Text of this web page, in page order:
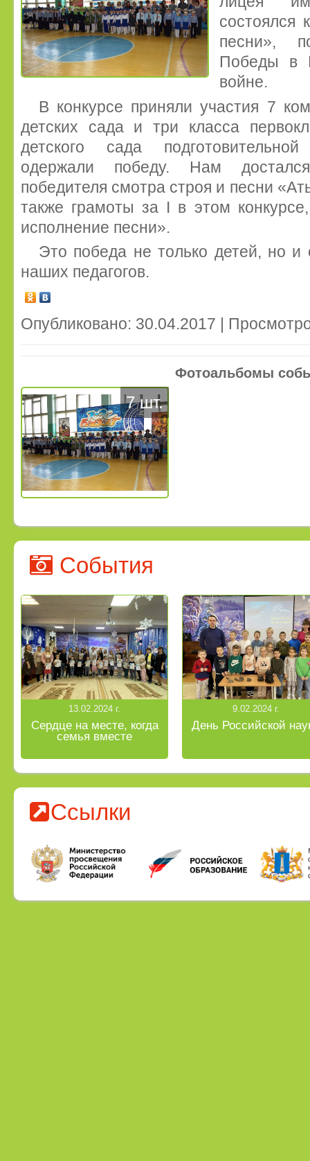
состоялся
песни»,
Победы в
войне.
В конкурсе приняли участия 7
детских сада и три класса
детского сада
одержали победу. Нам
победителя смотра строя и песни
также грамоты за I в этом
исполнение песни».
Это победа не только детей, но и
наших педагогов.
Опубликовано: 30.04.2017 |
Фотоальбомы
7 шт.
События
13.02.2024 г.
Сердце на месте, когда
семья вместе
9.02.2024 г.
День Российской
Ссылки